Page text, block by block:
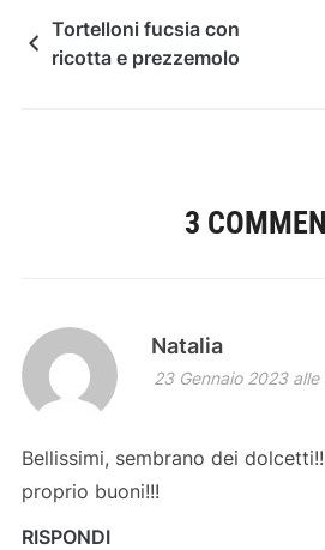
Tortelloni fucsia con
ricotta e prezzemolo
3
Natalia
23 Gennaio 2023 alle
Bellissimi, sembrano dei
proprio buoni!!!
RISPONDI